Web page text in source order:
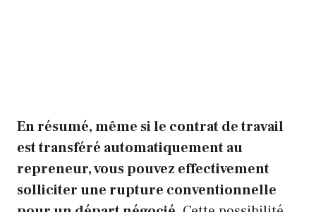
En résumé, même si le contrat de travail
est transféré automatiquement au
repreneur, vous pouvez effectivement
solliciter une rupture conventionnelle